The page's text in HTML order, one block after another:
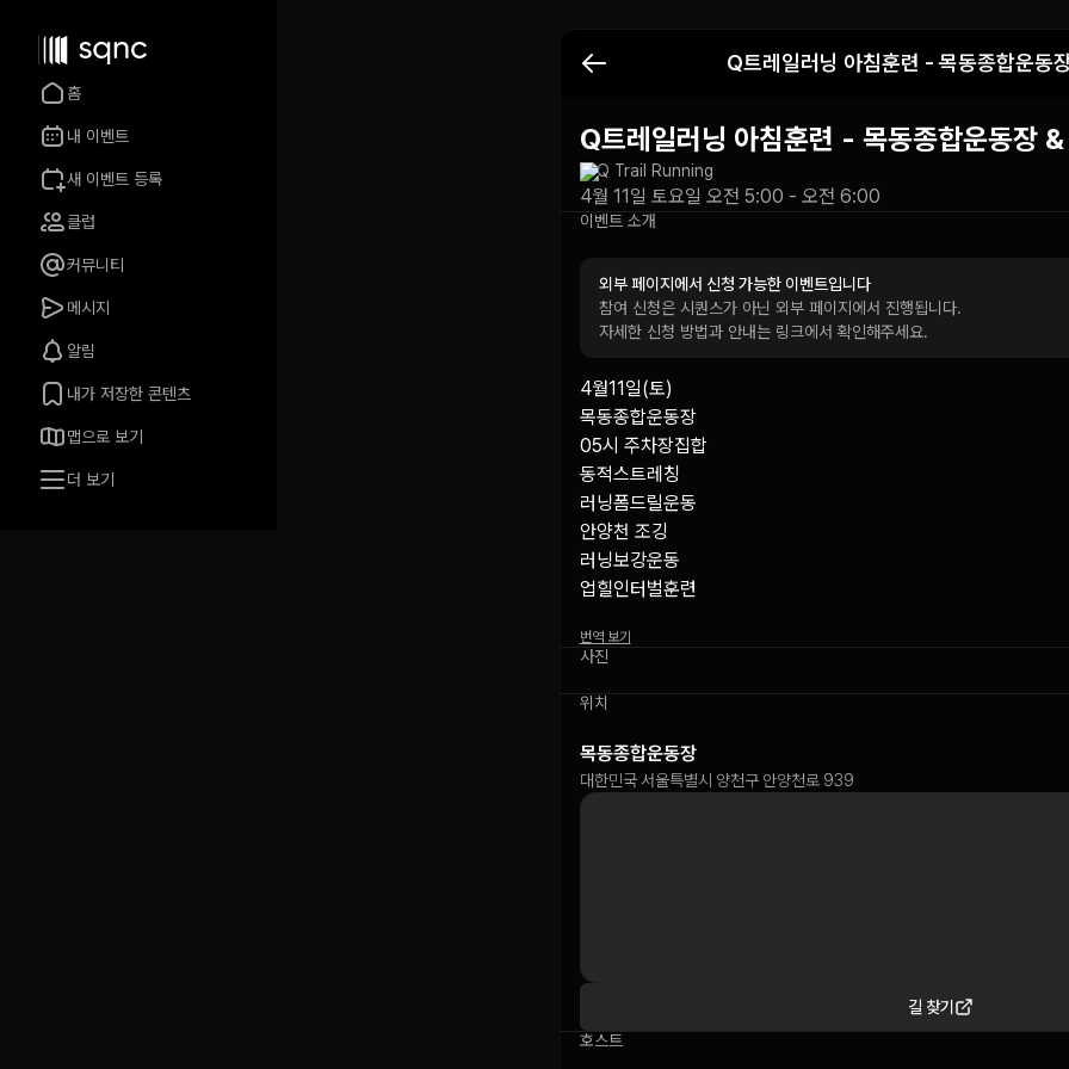
홈
내 이벤트
새 이벤트 등록
클럽
커뮤니티
메시지
알림
내가 저장한 콘텐츠
맵으로 보기
더 보기
Q트레일러닝 아침훈련 - 목동종합운동
Q트레일러닝 아침훈련 - 목동종합운동장
Q Trail Running
4월 11일 토요일 오전 5:00 - 오전 6:00
이벤트 소개
외부 페이지에서 신청 가능한 이벤트입니다
참여 신청은 시퀀스가 아닌 외부 페이지에서 진행됩니다.
자세한 신청 방법과 안내는 링크에서 확인해주세요.
4월11일(토)
목동종합운동장
05시 주차장집합
동적스트레칭
러닝폼드릴운동
안양천 조깅
러닝보강운동
업힐인터벌훈련
번역 보기
사진
위치
목동종합운동장
대한민국 서울특별시 양천구 안양천로 939
길 찾기
호스트